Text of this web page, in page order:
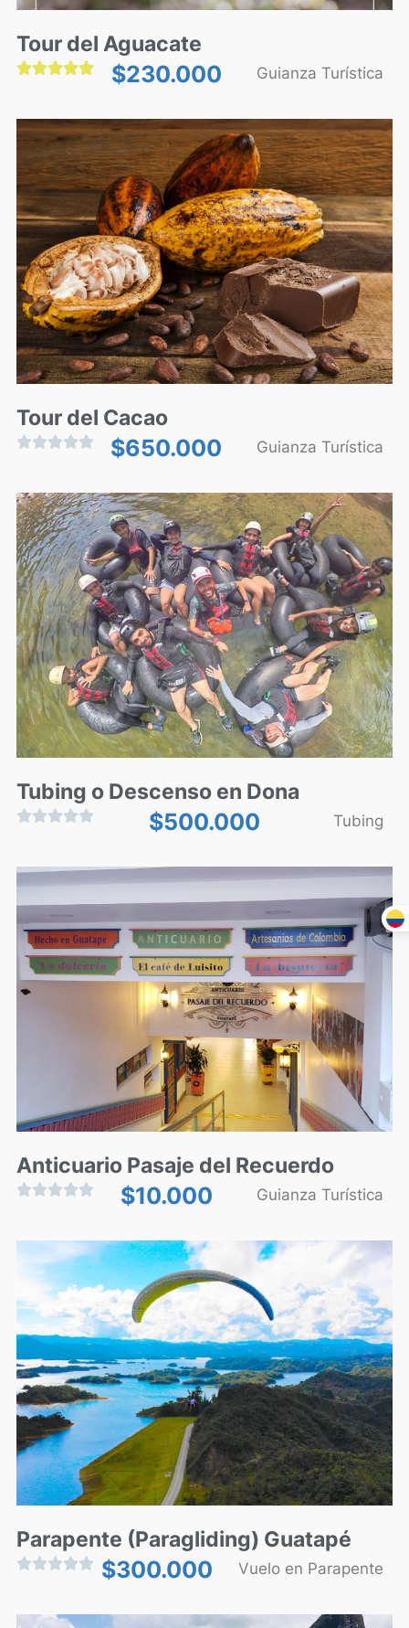
Tour del Aguacate
 $230.000 Guianza Turística
Tour del Cacao
 $650.000 Guianza Turística
Tubing o Descenso en Dona
 $500.000 Tubing
Anticuario Pasaje del Recuerdo
 $10.000 Guianza Turística
Parapente (Paragliding) Guatapé
 $300.000 Vuelo en Parapente